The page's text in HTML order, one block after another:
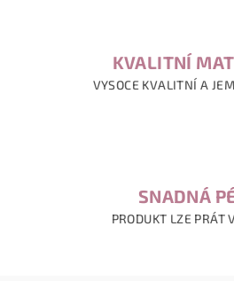
KVALITNÍ
VYSOCE KVALITNÍ A
SNADNÁ
PRODUKT LZE PRÁT